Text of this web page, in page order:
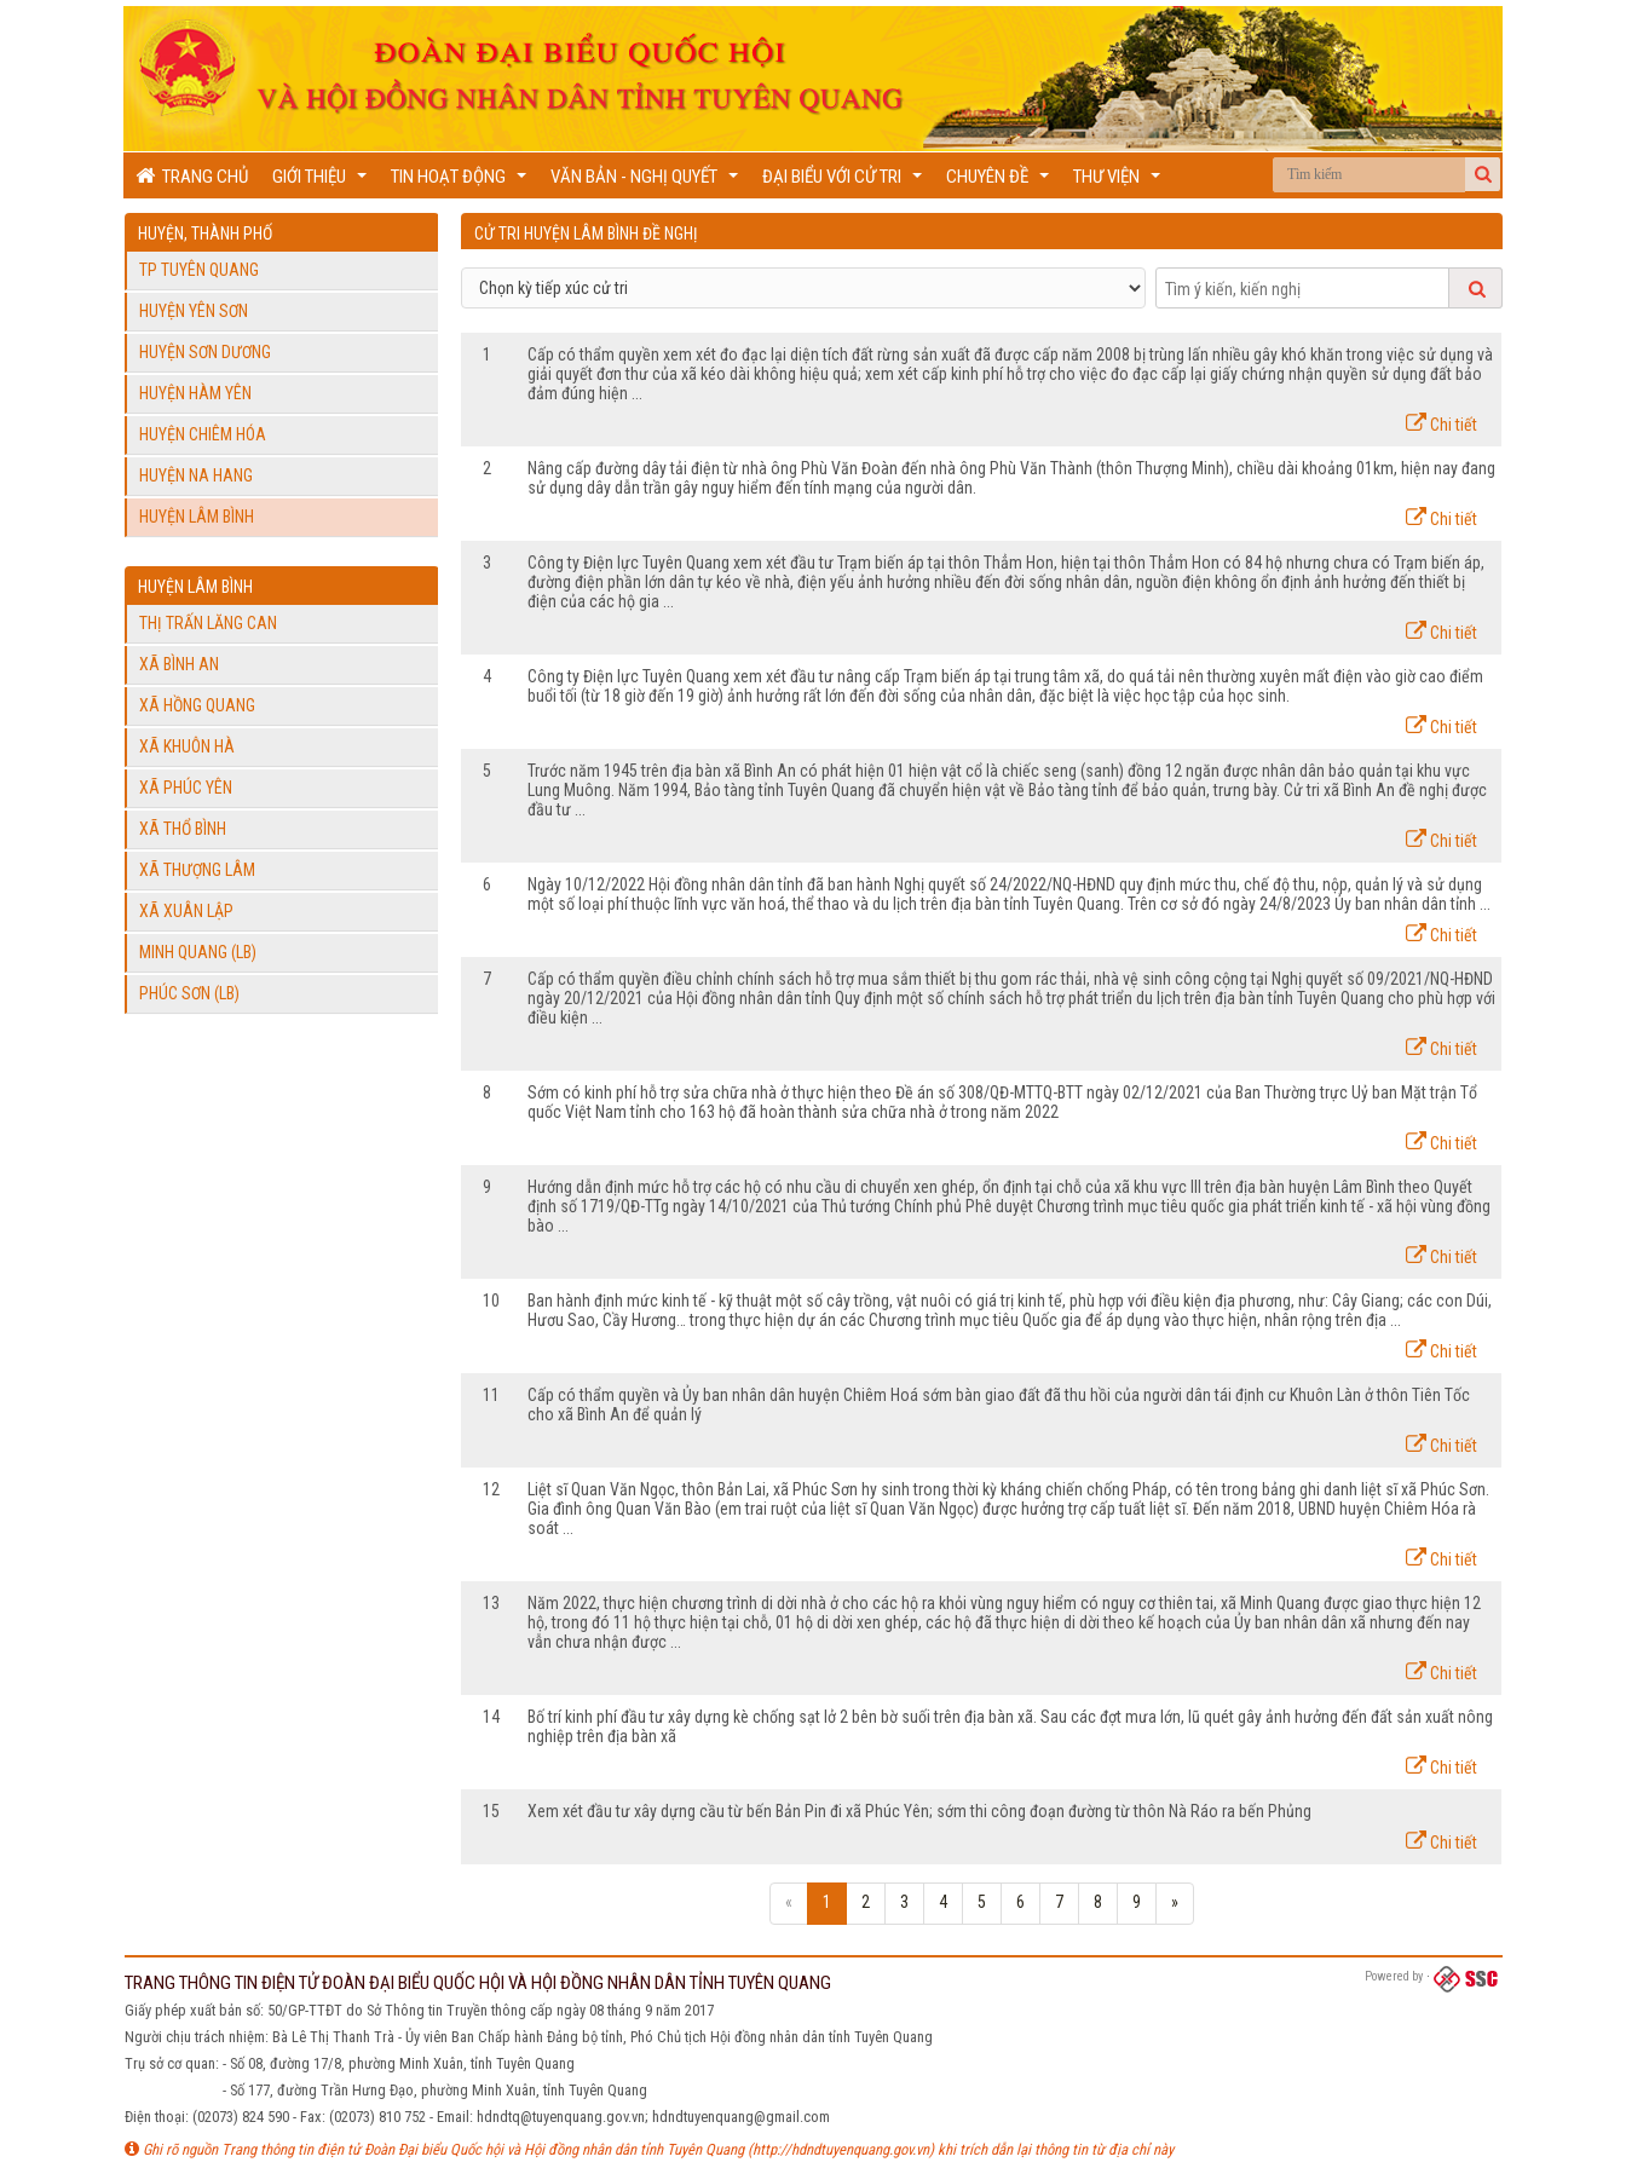
TRANG CHỦ GIỚI THIỆU
...
TIN HOẠT ĐỘNG
...
VĂN BẢN - NGHỊ QUYẾT
...
ĐẠI BIỂU VỚI CỬ TRI
...
CHUYÊN ĐỀ
...
THƯ VIỆN
...
HUYỆN, THÀNH PHỐ
TP TUYÊN QUANG
HUYỆN YÊN SƠN
HUYỆN SƠN DƯƠNG
HUYỆN HÀM YÊN
HUYỆN CHIÊM HÓA
HUYỆN NA HANG
HUYỆN LÂM BÌNH
HUYỆN LÂM BÌNH
THỊ TRẤN LĂNG CAN
XÃ BÌNH AN
XÃ HỒNG QUANG
XÃ KHUÔN HÀ
XÃ PHÚC YÊN
XÃ THỔ BÌNH
XÃ THƯỢNG LÂM
XÃ XUÂN LẬP
MINH QUANG (LB)
PHÚC SƠN (LB)
CỬ TRI HUYỆN LÂM BÌNH ĐỀ NGHỊ
1
Cấp có thẩm quyền xem xét đo đạc lại diện tích đất rừng sản xuất đã được cấp năm 2008 bị trùng lấn nhiều gây khó khăn trong việc sử dụng và
giải quyết đơn thư của xã kéo dài không hiệu quả; xem xét cấp kinh phí hỗ trợ cho việc đo đạc cấp lại giấy chứng nhận quyền sử dụng đất bảo
đảm đúng hiện ...
Chi tiết
2
Nâng cấp đường dây tải điện từ nhà ông Phù Văn Đoàn đến nhà ông Phù Văn Thành (thôn Thượng Minh), chiều dài khoảng 01km, hiện nay đang
sử dụng dây dẫn trần gây nguy hiểm đến tính mạng của người dân.
Chi tiết
3
Công ty Điện lực Tuyên Quang xem xét đầu tư Trạm biến áp tại thôn Thẳm Hon, hiện tại thôn Thẳm Hon có 84 hộ nhưng chưa có Trạm biến áp,
đường điện phần lớn dân tự kéo về nhà, điện yếu ảnh hưởng nhiều đến đời sống nhân dân, nguồn điện không ổn định ảnh hưởng đến thiết bị
điện của các hộ gia ...
Chi tiết
4
Công ty Điện lực Tuyên Quang xem xét đầu tư nâng cấp Trạm biến áp tại trung tâm xã, do quá tải nên thường xuyên mất điện vào giờ cao điểm
buổi tối (từ 18 giờ đến 19 giờ) ảnh hưởng rất lớn đến đời sống của nhân dân, đặc biệt là việc học tập của học sinh.
Chi tiết
5
Trước năm 1945 trên địa bàn xã Bình An có phát hiện 01 hiện vật cổ là chiếc seng (sanh) đồng 12 ngăn được nhân dân bảo quản tại khu vực
Lung Muông. Năm 1994, Bảo tàng tỉnh Tuyên Quang đã chuyển hiện vật về Bảo tàng tỉnh để bảo quản, trưng bày. Cử tri xã Bình An đề nghị được
đầu tư ...
Chi tiết
6
Ngày 10/12/2022 Hội đồng nhân dân tỉnh đã ban hành Nghị quyết số 24/2022/NQ-HĐND quy định mức thu, chế độ thu, nộp, quản lý và sử dụng
một số loại phí thuộc lĩnh vực văn hoá, thể thao và du lịch trên địa bàn tỉnh Tuyên Quang. Trên cơ sở đó ngày 24/8/2023 Ủy ban nhân dân tỉnh ...
Chi tiết
7
Cấp có thẩm quyền điều chỉnh chính sách hỗ trợ mua sắm thiết bị thu gom rác thải, nhà vệ sinh công cộng tại Nghị quyết số 09/2021/NQ-HĐND
ngày 20/12/2021 của Hội đồng nhân dân tỉnh Quy định một số chính sách hỗ trợ phát triển du lịch trên địa bàn tỉnh Tuyên Quang cho phù hợp với
điều kiện ...
Chi tiết
8
Sớm có kinh phí hỗ trợ sửa chữa nhà ở thực hiện theo Đề án số 308/QĐ-MTTQ-BTT ngày 02/12/2021 của Ban Thường trực Uỷ ban Mặt trận Tổ
quốc Việt Nam tỉnh cho 163 hộ đã hoàn thành sửa chữa nhà ở trong năm 2022
Chi tiết
9
Hướng dẫn định mức hỗ trợ các hộ có nhu cầu di chuyển xen ghép, ổn định tại chỗ của xã khu vực III trên địa bàn huyện Lâm Bình theo Quyết
định số 1719/QĐ-TTg ngày 14/10/2021 của Thủ tướng Chính phủ Phê duyệt Chương trình mục tiêu quốc gia phát triển kinh tế - xã hội vùng đồng
bào ...
Chi tiết
10
Ban hành định mức kinh tế - kỹ thuật một số cây trồng, vật nuôi có giá trị kinh tế, phù hợp với điều kiện địa phương, như: Cây Giang; các con Dúi,
Hươu Sao, Cầy Hương… trong thực hiện dự án các Chương trình mục tiêu Quốc gia để áp dụng vào thực hiện, nhân rộng trên địa ...
Chi tiết
11
Cấp có thẩm quyền và Ủy ban nhân dân huyện Chiêm Hoá sớm bàn giao đất đã thu hồi của người dân tái định cư Khuôn Làn ở thôn Tiên Tốc
cho xã Bình An để quản lý
Chi tiết
12
Liệt sĩ Quan Văn Ngọc, thôn Bản Lai, xã Phúc Sơn hy sinh trong thời kỳ kháng chiến chống Pháp, có tên trong bảng ghi danh liệt sĩ xã Phúc Sơn.
Gia đình ông Quan Văn Bào (em trai ruột của liệt sĩ Quan Văn Ngọc) được hưởng trợ cấp tuất liệt sĩ. Đến năm 2018, UBND huyện Chiêm Hóa rà
soát ...
Chi tiết
13
Năm 2022, thực hiện chương trình di dời nhà ở cho các hộ ra khỏi vùng nguy hiểm có nguy cơ thiên tai, xã Minh Quang được giao thực hiện 12
hộ, trong đó 11 hộ thực hiện tại chỗ, 01 hộ di dời xen ghép, các hộ đã thực hiện di dời theo kế hoạch của Ủy ban nhân dân xã nhưng đến nay
vẫn chưa nhận được ...
Chi tiết
14
Bố trí kinh phí đầu tư xây dựng kè chống sạt lở 2 bên bờ suối trên địa bàn xã. Sau các đợt mưa lớn, lũ quét gây ảnh hưởng đến đất sản xuất nông
nghiệp trên địa bàn xã
Chi tiết
15
Xem xét đầu tư xây dựng cầu từ bến Bản Pin đi xã Phúc Yên; sớm thi công đoạn đường từ thôn Nà Ráo ra bến Phủng
Chi tiết
« 1 2 3 4 5 6 7 8 9 »
Powered by
TRANG THÔNG TIN ĐIỆN TỬ ĐOÀN ĐẠI BIỂU QUỐC HỘI VÀ HỘI ĐỒNG NHÂN DÂN TỈNH TUYÊN QUANG
Giấy phép xuất bản số: 50/GP-TTĐT do Sở Thông tin Truyền thông cấp ngày 08 tháng 9 năm 2017
Người chịu trách nhiệm: Bà Lê Thị Thanh Trà - Ủy viên Ban Chấp hành Đảng bộ tỉnh, Phó Chủ tịch Hội đồng nhân dân tỉnh Tuyên Quang
Trụ sở cơ quan: - Số 08, đường 17/8, phường Minh Xuân, tỉnh Tuyên Quang
- Số 177, đường Trần Hưng Đạo, phường Minh Xuân, tỉnh Tuyên Quang
Điện thoại: (02073) 824 590 - Fax: (02073) 810 752 - Email: hdndtq@tuyenquang.gov.vn; hdndtuyenquang@gmail.com
Ghi rõ nguồn Trang thông tin điện tử Đoàn Đại biểu Quốc hội và Hội đồng nhân dân tỉnh Tuyên Quang (http://hdndtuyenquang.gov.vn) khi trích dẫn lại thông tin từ địa chỉ này